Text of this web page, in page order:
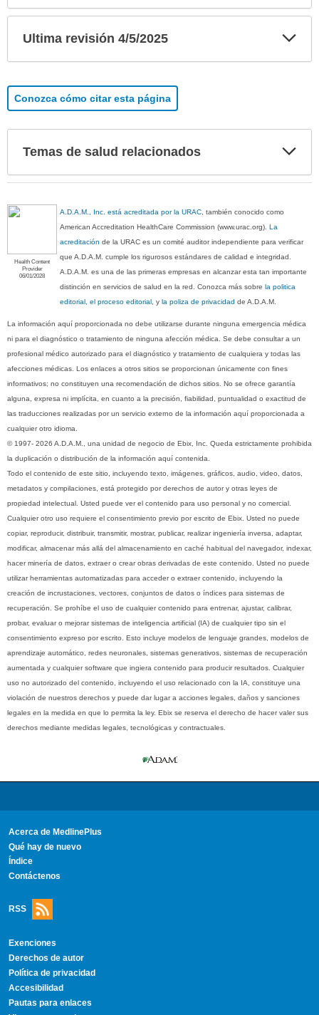
Ultima revisión 4/5/2025
Conozca cómo citar esta página
Temas de salud relacionados
Health Content
Provider
06/01/2028
A.D.A.M., Inc. está acreditada por la URAC , también conocido como
American Accreditation HealthCare Commission (www.urac.org).La
acreditación de la URAC es un comité auditor independiente para verificar
que A.D.A.M. cumple los rigurosos estándares de calidad e integridad.
A.D.A.M. es una de las primeras empresas en alcanzar esta tan importante
distinción en servicios de salud en la red. Conozca más sobrela politica
editorial, el proceso editorial , yla poliza de privacidad de A.D.A.M.
La información aquí proporcionada no debe utilizarse durante ninguna emergencia médica
ni para el diagnóstico o tratamiento de ninguna afección médica. Se debe consultar a un
profesional médico autorizado para el diagnóstico y tratamiento de cualquiera y todas las
afecciones médicas. Los enlaces a otros sitios se proporcionan únicamente con fines
informativos; no constituyen una recomendación de dichos sitios. No se ofrece garantía
alguna, expresa ni implícita, en cuanto a la precisión, fiabilidad, puntualidad o exactitud de
las traducciones realizadas por un servicio externo de la información aquí proporcionada a
cualquier otro idioma.
© 1997- 2026 A.D.A.M., una unidad de negocio de Ebix, Inc. Queda estrictamente prohibida
la duplicación o distribución de la información aquí contenida.
Todo el contenido de este sitio, incluyendo texto, imágenes, gráficos, audio, video, datos,
metadatos y compilaciones, está protegido por derechos de autor y otras leyes de
propiedad intelectual. Usted puede ver el contenido para uso personal y no comercial.
Cualquier otro uso requiere el consentimiento previo por escrito de Ebix. Usted no puede
copiar, reproducir, distribuir, transmitir, mostrar, publicar, realizar ingeniería inversa, adaptar,
modificar, almacenar más allá del almacenamiento en caché habitual del navegador, indexar,
hacer minería de datos, extraer o crear obras derivadas de este contenido. Usted no puede
utilizar herramientas automatizadas para acceder o extraer contenido, incluyendo la
creación de incrustaciones, vectores, conjuntos de datos o índices para sistemas de
recuperación. Se prohíbe el uso de cualquier contenido para entrenar, ajustar, calibrar,
probar, evaluar o mejorar sistemas de inteligencia artificial (IA) de cualquier tipo sin el
consentimiento expreso por escrito. Esto incluye modelos de lenguaje grandes, modelos de
aprendizaje automático, redes neuronales, sistemas generativos, sistemas de recuperación
aumentada y cualquier software que ingiera contenido para producir resultados. Cualquier
uso no autorizado del contenido, incluyendo el uso relacionado con la IA, constituye una
violación de nuestros derechos y puede dar lugar a acciones legales, daños y sanciones
legales en la medida en que lo permita la ley. Ebix se reserva el derecho de hacer valer sus
derechos mediante medidas legales, tecnológicas y contractuales.
Acerca de MedlinePlus
Qué hay de nuevo
Índice
Contáctenos
RSS
Exenciones
Derechos de autor
Política de privacidad
Accesibilidad
Pautas para enlaces